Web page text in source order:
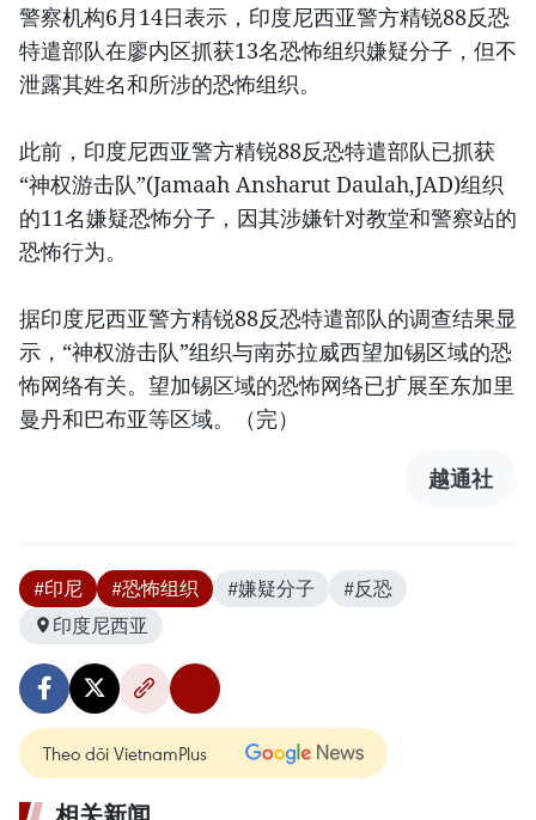
警察机构6月14日表示，印度尼西亚警方精锐88反恐
特遣部队在廖内区抓获13名恐怖组织嫌疑分子，但不
泄露其姓名和所涉的恐怖组织。
此前，印度尼西亚警方精锐88反恐特遣部队已抓获
“神权游击队”(Jamaah Ansharut Daulah,JAD)组织
的11名嫌疑恐怖分子，因其涉嫌针对教堂和警察站的
恐怖行为。
据印度尼西亚警方精锐88反恐特遣部队的调查结果显
示，“神权游击队”组织与南苏拉威西望加锡区域的恐
怖网络有关。望加锡区域的恐怖网络已扩展至东加里
曼丹和巴布亚等区域。（完）
越通社
#印尼 #恐怖组织 #嫌疑分子
#反恐
印度尼西亚
Theo dõi VietnamPlus